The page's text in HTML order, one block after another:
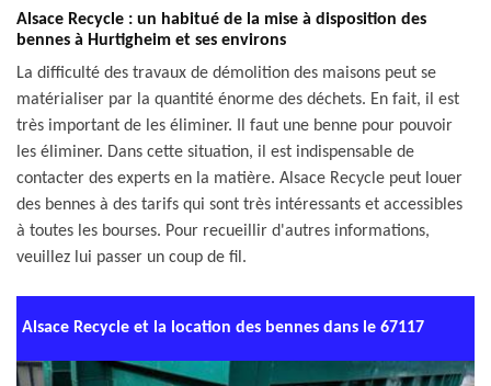
Alsace Recycle : un habitué de la mise à disposition des
bennes à Hurtigheim et ses environs
La difficulté des travaux de démolition des maisons peut se
matérialiser par la quantité énorme des déchets. En fait, il est
très important de les éliminer. Il faut une benne pour pouvoir
les éliminer. Dans cette situation, il est indispensable de
contacter des experts en la matière. Alsace Recycle peut louer
des bennes à des tarifs qui sont très intéressants et accessibles
à toutes les bourses. Pour recueillir d'autres informations,
veuillez lui passer un coup de fil.
Alsace Recycle et la location des bennes dans le 67117